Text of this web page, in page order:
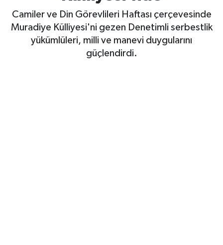
Camiler ve Din Görevlileri Haftası çerçevesinde
Muradiye Külliyesi'ni gezen Denetimli serbestlik
yükümlüleri, milli ve manevi duygularını
güçlendirdi.
Haber Arşivi